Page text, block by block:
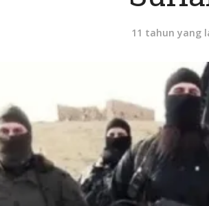
11 tahun yang